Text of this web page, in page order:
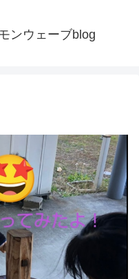
ンウェーブblog